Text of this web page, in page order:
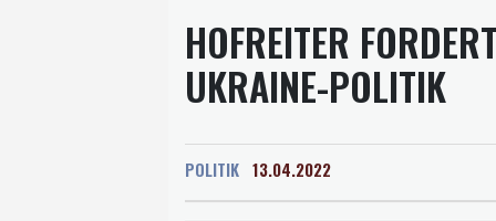
HOFREITER
UKRAINE-POLITIK
POLITIK 13.04.2022